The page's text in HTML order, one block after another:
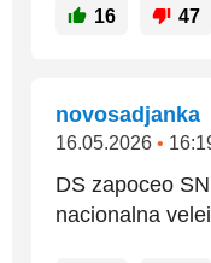
16 47
novosadjanka
16.05.2026 •
DS zapoceo
nacionalna